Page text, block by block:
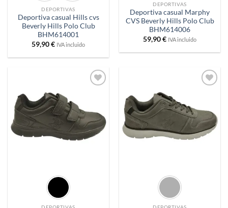
DEPORTIVAS
Deportiva casual Hills cvs
Beverly Hills Polo Club
BHM614001
59,90€ IVA incluido
DEPORTIVAS
Deportiva casual Marphy
CVS Beverly Hills Polo Club
BHM614006
59,90€ IVA incluido